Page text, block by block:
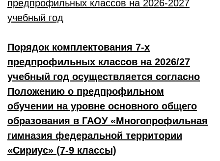
предпрофильных классов на 2026-2027
учебный год
Порядок комплектования 7-х
предпрофильных классов на 2026/27
учебный год осуществляется согласно
Положению о предпрофильном
обучении на уровне основного общего
образования в ГАОУ «Многопрофильная
гимназия федеральной территории
«Сириус» (7-9 классы)